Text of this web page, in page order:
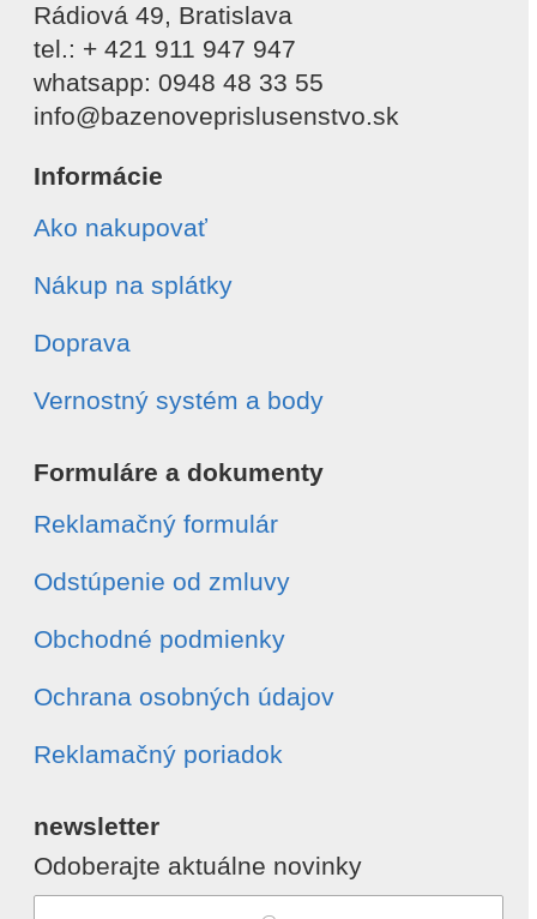
Rádiová 49, Bratislava
tel.: + 421 911 947 947
whatsapp: 0948 48 33 55
info@bazenoveprislusenstvo.sk
Informácie
Ako nakupovať
Nákup na splátky
Doprava
Vernostný systém a body
Formuláre a dokumenty
Reklamačný formulár
Odstúpenie od zmluvy
Obchodné podmienky
Ochrana osobných údajov
Reklamačný poriadok
newsletter
Odoberajte aktuálne novinky